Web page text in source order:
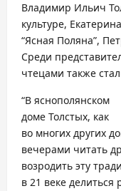
Владимир Ильич
культуре,
“Ясная Поляна”,
Среди
чтецами также
“В яснополянском
доме Толстых, как
во многих других
вечерами читать
возродить эту
в 21 веке